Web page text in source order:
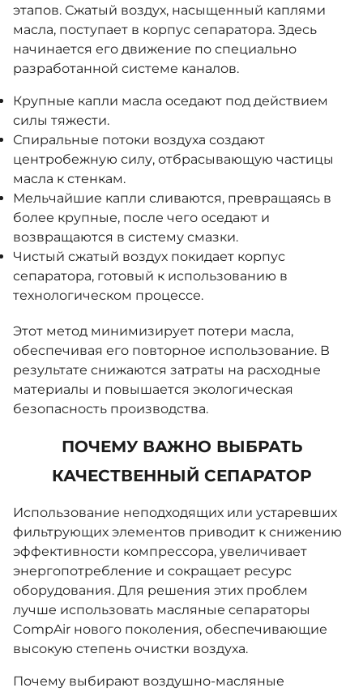
1311k08020 13138274 13363674 20047307
431108 435585 437234 74666 75220 75222
98262-13 98262-173 98262-174
98262-188 98262-194 98262-197 98262-21
98262-214 98262-215 98262-216 98262-223
98262-23 98262-252
98262-5085 98262-5094 98262-5117
98262-5153 98262-63 98262-77 98262-78
98262-8020
98508-8001 98508-8002 98508-8003 C11469-233
CK4100-841 CK4110-252 CK4140-1 CK4145-252
CK4175-1 CK4210-825 CK4230-1
KS170E KS170F R1279 ZS1128464
этапов. Сжатый воздух, насыщенный каплями
масла, поступает в корпус сепаратора. Здесь
начинается его движение по специально
разработанной системе каналов.
Крупные капли масла оседают под действием
силы тяжести.
Спиральные потоки воздуха создают
центробежную силу, отбрасывающую частицы
масла к стенкам.
Мельчайшие капли сливаются, превращаясь в
более крупные, после чего оседают и
возвращаются в систему смазки.
Чистый сжатый воздух покидает корпус
сепаратора, готовый к использованию в
технологическом процессе.
Этот метод минимизирует потери масла,
обеспечивая его повторное использование. В
результате снижаются затраты на расходные
материалы и повышается экологическая
безопасность производства.
ПОЧЕМУ ВАЖНО ВЫБРАТЬ
КАЧЕСТВЕННЫЙ СЕПАРАТОР
Использование неподходящих или устаревших
фильтрующих элементов приводит к снижению
эффективности компрессора, увеличивает
энергопотребление и сокращает ресурс
оборудования. Для решения этих проблем
лучше использовать масляные сепараторы
CompAir нового поколения, обеспечивающие
высокую степень очистки воздуха.
Почему выбирают воздушно-масляные